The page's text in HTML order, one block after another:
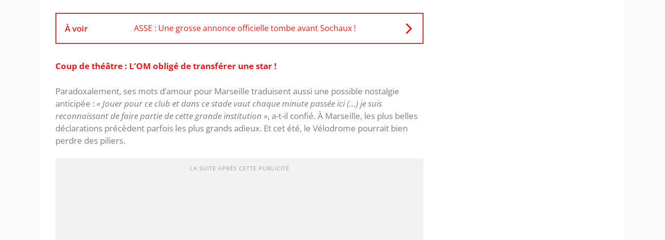
À voir ASSE : Une grosse annonce officielle tombe avant Sochaux !
Coup de théâtre : L’OM obligé de transférer une star !
‎Paradoxalement, ses mots d’amour pour Marseille traduisent aussi une possible nostalgie
anticipée : « Jouer pour ce club et dans ce stade vaut chaque minute passée ici (…) je suis
reconnaissant de faire partie de cette grande institution », a-t-il confié. À Marseille, les plus belles
déclarations précèdent parfois les plus grands adieux. Et cet été, le Vélodrome pourrait bien
perdre des piliers.
LA SUITE APRÈS CETTE PUBLICITÉ